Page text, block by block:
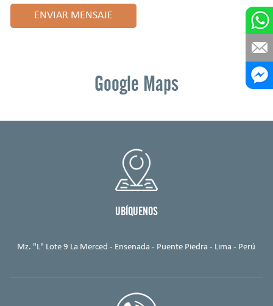
Google Maps
UBÍQUENOS
Mz. "L" Lote 9 La Merced - Ensenada - Puente Piedra - Lima - Perú